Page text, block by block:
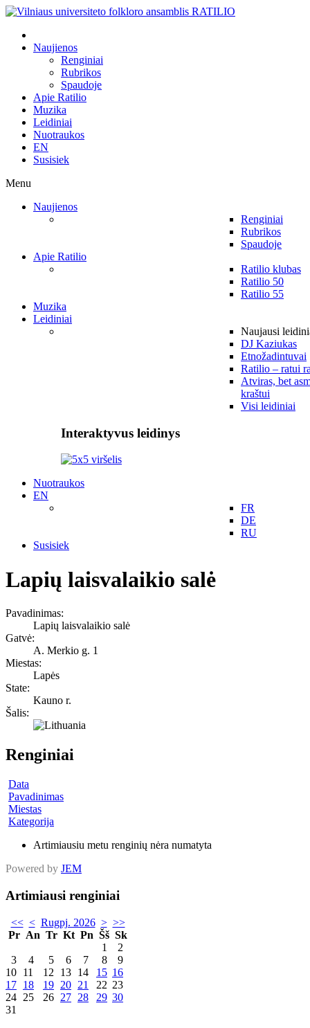
Naujienos
Renginiai
Rubrikos
Spaudoje
Apie Ratilio
Muzika
Leidiniai
Nuotraukos
EN
Susisiek
Menu
Naujienos
Renginiai
Rubrikos
Spaudoje
Apie Ratilio
Ratilio klubas
Ratilio 50
Ratilio 55
Muzika
Leidiniai
Naujausi
DJ Kaziukas
Etnožadintuvai
Ratilio – ratui
Atviras, bet
kraštui
Visi leidiniai
Interaktyvus leidinys
Nuotraukos
EN
FR
DE
RU
Susisiek
Lapių laisvalaikio salė
Pavadinimas:
Lapių laisvalaikio salė
Gatvė:
A. Merkio g. 1
Miestas:
Lapės
State:
Kauno r.
Šalis:
Renginiai
Data
Pavadinimas
Miestas
Kategorija
Artimiausiu metu renginių nėra numatyta
Powered by JEM
Artimiausi renginiai
<< < Rugpj. 2026 > >>
Pr An Tr Kt Pn Šš Sk
1
2
3
4 5 6 7 8
9
10 11 12 13 14 15 16
17 18 19 20 21 22 23
24 25 26 27 28 29 30
31